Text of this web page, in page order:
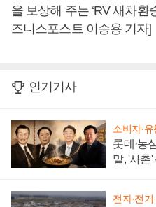
을 보상해 주는 ‘RV 새차환
즈니스포스트 이승용 기자]
인기기사
소비자·유
롯데·농
말, '사촌'
전자·전기